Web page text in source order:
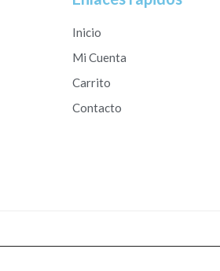
Inicio
Mi Cuenta
Carrito
Contacto